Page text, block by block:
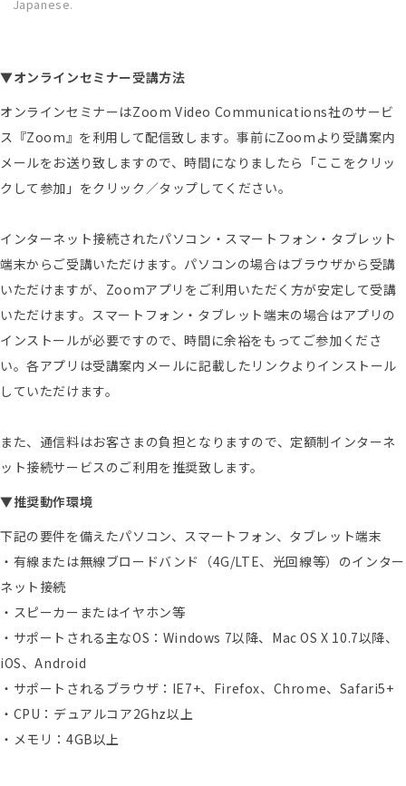
Japanese.
▼オンラインセミナー受講方法
オンラインセミナーはZoom Video Communications社のサービ
ス『Zoom』を利用して配信致します。事前にZoomより受講案内
メールをお送り致しますので、時間になりましたら「ここをクリッ
クして参加」をクリック／タップしてください。
インターネット接続されたパソコン・スマートフォン・タブレット
端末からご受講いただけます。パソコンの場合はブラウザから受講
いただけますが、Zoomアプリをご利用いただく方が安定して受講
いただけます。スマートフォン・タブレット端末の場合はアプリの
インストールが必要ですので、時間に余裕をもってご参加くださ
い。各アプリは受講案内メールに記載したリンクよりインストール
していただけます。
また、通信料はお客さまの負担となりますので、定額制インターネ
ット接続サービスのご利用を推奨致します。
▼推奨動作環境
下記の要件を備えたパソコン、スマートフォン、タブレット端末
・有線または無線ブロードバンド（4G/LTE、光回線等）のインター
ネット接続
・スピーカーまたはイヤホン等
・サポートされる主なOS：Windows 7以降、Mac OS X 10.7以降、
iOS、Android
・サポートされるブラウザ：IE7+、Firefox、Chrome、Safari5+
・CPU：デュアルコア2Ghz以上
・メモリ：4GB以上